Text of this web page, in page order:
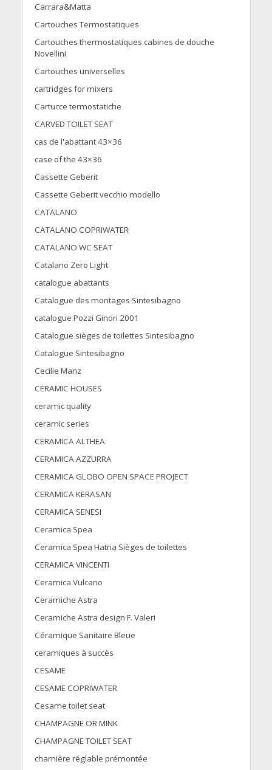
Carrara&Matta
Cartouches Termostatiques
Cartouches thermostatiques cabines de douche
Novellini
Cartouches universelles
cartridges for mixers
Cartucce termostatiche
CARVED TOILET SEAT
cas de l'abattant 43×36
case of the 43×36
Cassette Geberit
Cassette Geberit vecchio modello
CATALANO
CATALANO COPRIWATER
CATALANO WC SEAT
Catalano Zero Light
catalogue abattants
Catalogue des montages Sintesibagno
catalogue Pozzi Ginori 2001
Catalogue sièges de toilettes Sintesibagno
Catalogue Sintesibagno
Cecilie Manz
CERAMIC HOUSES
ceramic quality
ceramic series
CERAMICA ALTHEA
CERAMICA AZZURRA
CERAMICA GLOBO OPEN SPACE PROJECT
CERAMICA KERASAN
CERAMICA SENESI
Ceramica Spea
Ceramica Spea Hatria Sièges de toilettes
CERAMICA VINCENTI
Ceramica Vulcano
Ceramiche Astra
Ceramiche Astra design F. Valeri
Céramique Sanitaire Bleue
ceramiques à succès
CESAME
CESAME COPRIWATER
Cesame toilet seat
CHAMPAGNE OR MINK
CHAMPAGNE TOILET SEAT
charnière réglable prémontée